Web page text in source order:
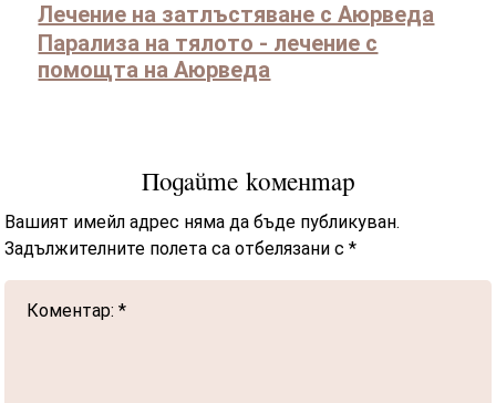
Лечение на затлъстяване с Аюрведа
Парализа на тялото - лечение с
помощта на Аюрведа
Подайте коментар
Вашият имейл адрес няма да бъде публикуван.
Задължителните полета са отбелязани с*